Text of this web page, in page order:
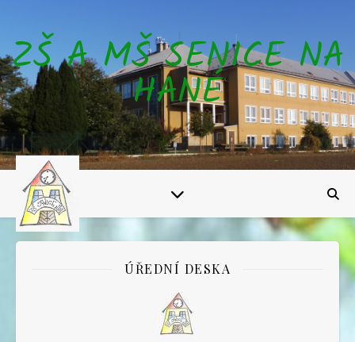
ZŠ A MŠ SENICE NA
HANÉ
ÚŘEDNÍ DESKA